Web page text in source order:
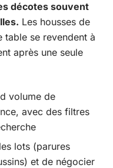
décotes souvent
Les housses de
table se revendent à
après une seule
volume de
avec des filtres
lots (parures
et de négocier